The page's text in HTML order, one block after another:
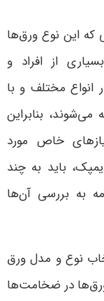
که این نوع ورق‌ها
از افراد و
مختلف و با
بنابراین
خاص مورد
باید به چند
به بررسی آن‌ها
نوع و مدل ورق
در ضخامت‌ها